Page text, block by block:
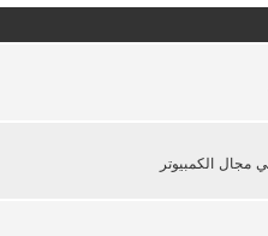
مجال الكمبيوتر